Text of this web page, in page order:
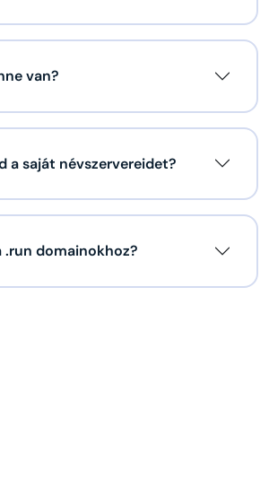
van?
a saját névszervereidet?
.run domainokhoz?